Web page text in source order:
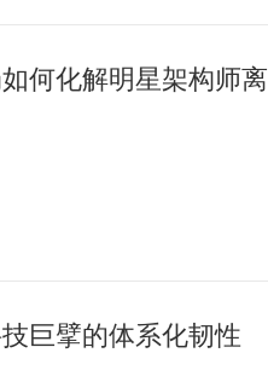
何化解明星架构师离
巨擘的体系化韧性